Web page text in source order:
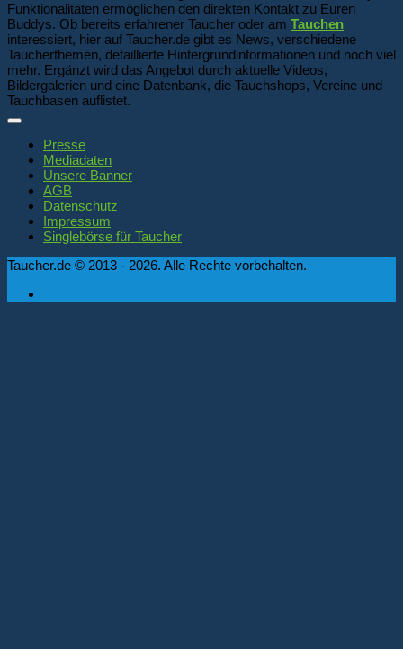
Funktionalitäten ermöglichen den direkten Kontakt zu Euren
Buddys. Ob bereits erfahrener Taucher oder am Tauchen
interessiert, hier auf Taucher.de gibt es News, verschiedene
Taucherthemen, detaillierte Hintergrundinformationen und noch viel
mehr. Ergänzt wird das Angebot durch aktuelle Videos,
Bildergalerien und eine Datenbank, die Tauchshops, Vereine und
Tauchbasen auflistet.
Presse
Mediadaten
Unsere Banner
AGB
Datenschutz
Impressum
Singlebörse für Taucher
Taucher.de © 2013 - 2026. Alle Rechte vorbehalten.